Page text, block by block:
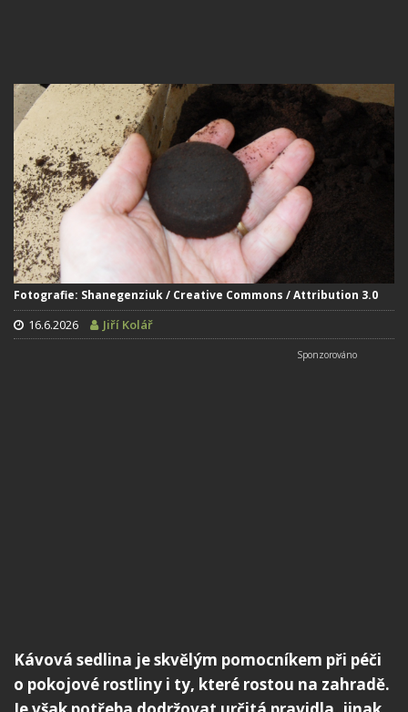
Fotografie: Shanegenziuk / Creative Commons / Attribution 3.0
16.6.2026 Jiří Kolář
Kávová sedlina je skvělým pomocníkem při péči
o pokojové rostliny i ty, které rostou na zahradě.